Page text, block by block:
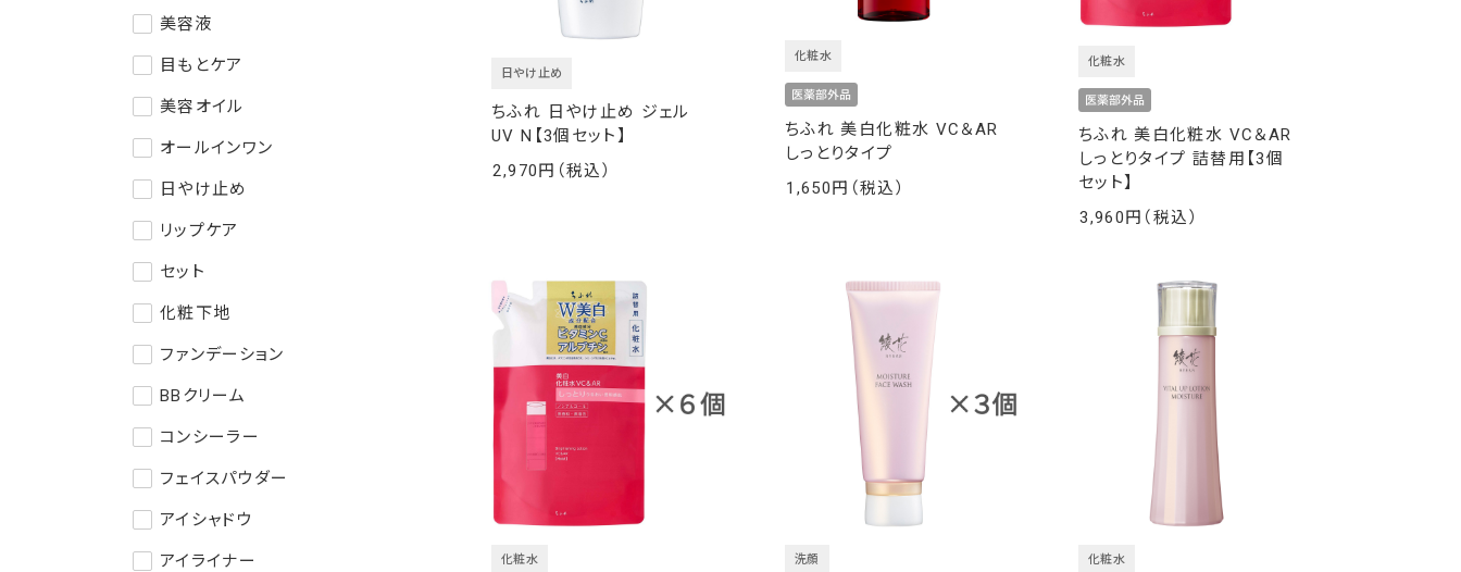
美容液
目もとケア
美容オイル
オールインワン
日やけ止め
リップケア
セット
化粧下地
ファンデーション
BBクリーム
コンシーラー
フェイスパウダー
アイシャドウ
アイライナー
ちふれ 日やけ止め ジェル
UV N【3個セット】
日やけ止め
2,970
ちふれ 美白化粧水 VC＆AR
しっとりタイプ
化粧水
1,650
ちふれ 美白化粧水 VC＆AR
しっとりタイプ 詰替用【3個
セット】
化粧水
3,960
化粧水 洗顔 化粧水